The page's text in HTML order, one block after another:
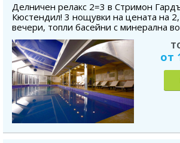
Делничен релакс 2=3 в Стримон
Кюстендил! 3 нощувки на цената на 2,
вечери, топли басейни с минерална
Wellness център, солна стая,
г.
от